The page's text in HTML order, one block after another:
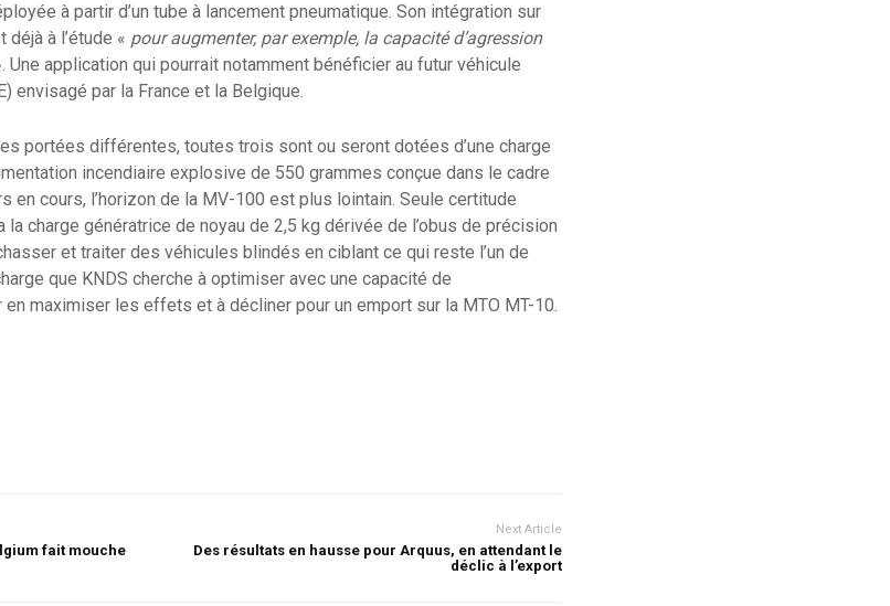
à partir d’un tube à lancement pneumatique. Son intégration sur
à l’étude « pour augmenter, par exemple, la capacité d’agression
Une application qui pourrait notamment bénéficier au futur véhicule
envisagé par la France et la Belgique.
portées différentes, toutes trois sont ou seront dotées d’une charge
incendiaire explosive de 550 grammes conçue dans le cadre
en cours, l’horizon de la MV-100 est plus lointain. Seule certitude
charge génératrice de noyau de 2,5 kg dérivée de l’obus de précision
et traiter des véhicules blindés en ciblant ce qui reste l’un de
que KNDS cherche à optimiser avec une capacité de
maximiser les effets et à décliner pour un emport sur la MTO MT-10.
fait mouche
Next Article
Des résultats en hausse pour Arquus, en attendant le
déclic à l’export